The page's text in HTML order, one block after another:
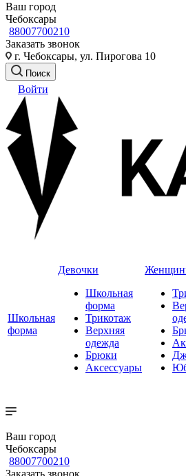
Ваш город
Чебоксары
88007700210
Заказать звонок
г. Чебоксары, ул. Пирогова 10
Поиск
Войти
Школьная
форма
Девочки
Школьная
форма
Трикотаж
Верхняя
одежда
Брюки
Аксессуары
Ваш город
Чебоксары
88007700210
Заказать звонок